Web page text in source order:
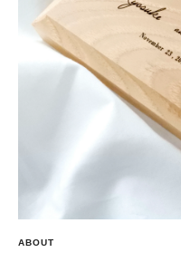
ABOUT